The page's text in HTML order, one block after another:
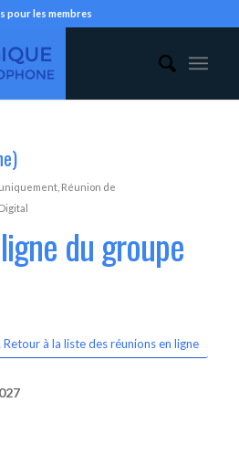
pour les membres
, Réunion de
du groupe
Retour à la liste des réunions en ligne